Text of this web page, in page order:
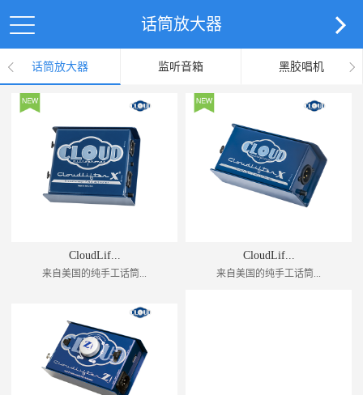
话筒放大器
话筒放大器 监听音箱 黑胶唱机
CloudLif...
来自美国的纯手工话筒...
CloudLif...
来自美国的纯手工话筒...